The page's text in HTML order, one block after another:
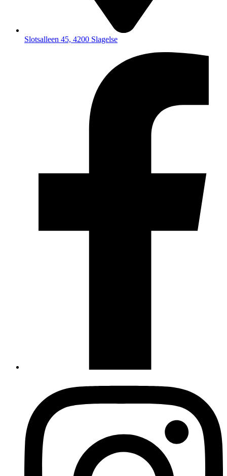
Slotsalleen 45, 4200 Slagelse